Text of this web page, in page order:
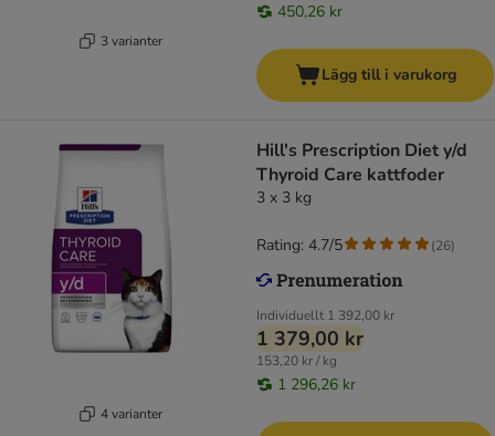
3 varianter
450,26 kr
Lägg till i varukorg
4 varianter
Hill's Prescription Diet y/d
Thyroid Care kattfoder
3 x 3 kg
Individuellt 1 392,00 kr
1 379,00 kr
153,20 kr / kg
1 296,26 kr
Rating: 4.7/5 (26)